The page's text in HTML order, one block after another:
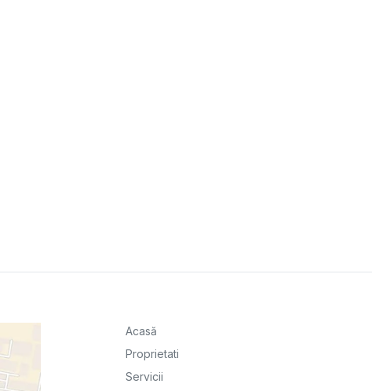
Acasă
Proprietati
Servicii